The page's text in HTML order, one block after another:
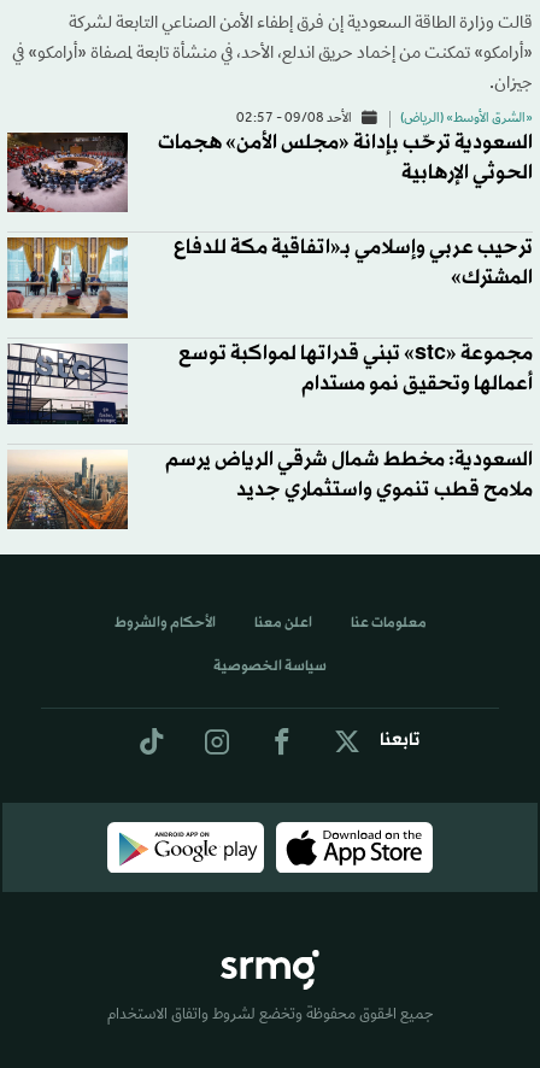
قالت وزارة الطاقة السعودية إن فرق إطفاء الأمن الصناعي التابعة لشركة
«أرامكو» تمكنت من إخماد حريق اندلع، الأحد، في منشأة تابعة لمصفاة «أرامكو» في
جيزان.
«الشرق الأوسط» (الرياض) الأحد 09/08 - 02:57
السعودية ترحّب بإدانة «مجلس الأمن» هجمات
الحوثي الإرهابية
ترحيب عربي وإسلامي بـ«اتفاقية مكة للدفاع
المشترك»
مجموعة «stc» تبني قدراتها لمواكبة توسع
أعمالها وتحقيق نمو مستدام
السعودية: مخطط شمال شرقي الرياض يرسم
ملامح قطب تنموي واستثماري جديد
تابعنا
معلومات عنا اعلن معنا الأحكام والشروط
سياسة الخصوصية
جميع الحقوق محفوظة وتخضع لشروط واتفاق الاستخدام